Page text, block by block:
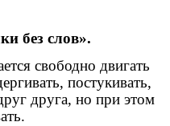
без слов».
свободно двигать
постукивать,
друга, но при этом